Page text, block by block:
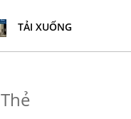
TẢI XUỐNG
Thẻ